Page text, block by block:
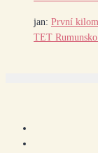
jan: První
TET